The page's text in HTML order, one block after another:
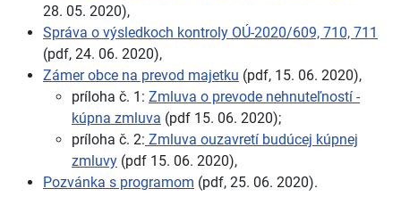
28. 05. 2020),
Správa o výsledkoch kontroly OÚ-2020/609, 710, 711
(pdf, 24. 06. 2020),
Zámer obce na prevod majetku (pdf, 15. 06. 2020),
príloha č. 1: Zmluva o prevode nehnuteľností -
kúpna zmluva (pdf 15. 06. 2020);
príloha č. 2: Zmluva ouzavretí budúcej kúpnej
zmluvy (pdf 15. 06. 2020),
Pozvánka s programom (pdf, 25. 06. 2020).